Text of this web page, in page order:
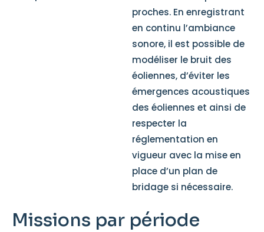
proches. En enregistrant
en continu l’ambiance
sonore, il est possible de
modéliser le bruit des
éoliennes, d’éviter les
émergences acoustiques
des éoliennes et ainsi de
respecter la
réglementation en
vigueur avec la mise en
place d’un plan de
bridage si nécessaire.
Missions par période